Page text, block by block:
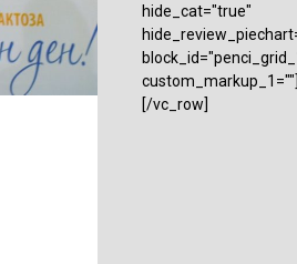
hide_cat="true"
[/vc_row]